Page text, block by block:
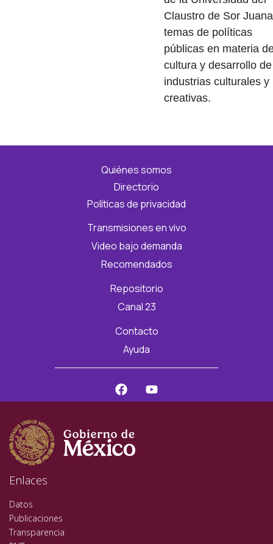
Claustro de Sor
temas de políticas
públicas en materia
cultura y desarrollo de
industrias culturales y
creativas.
Quiénes somos
Directorio
Políticas de privacidad
Transmisiones en vivo
Video bajo demanda
Recomendados
Repositorio
Canal 23
Contacto
Ayuda